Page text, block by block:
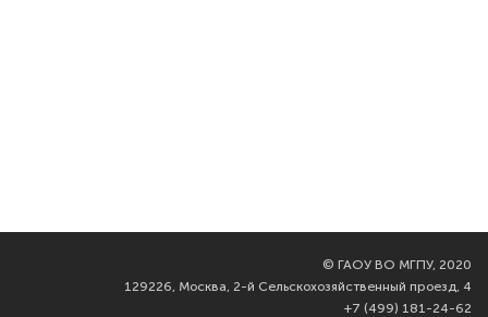
© ГАОУ ВО МГПУ, 2020
129226, Москва, 2-й Сельскохозяйственный проезд, 4
+7 (499) 181-24-62